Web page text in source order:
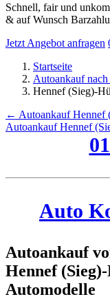
Schnell, fair und
& auf Wunsch
Jetzt Angebot anfragen
Startseite
Autoankauf
Hennef (Sieg)-
← Autoankauf Hennef
Autoankauf Hennef
Auto
Autoankauf
Hennef
Automodelle